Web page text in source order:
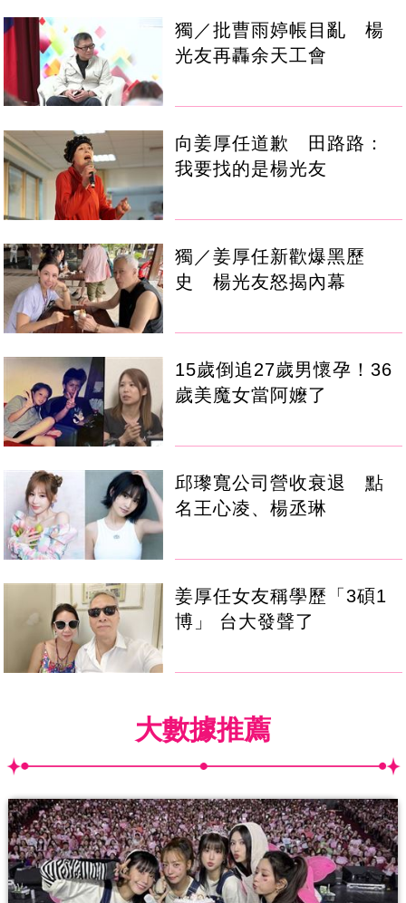
獨／批曹雨婷帳目亂 楊
光友再轟余天工會
向姜厚任道歉 田路路：
我要找的是楊光友
獨／姜厚任新歡爆黑歷
史 楊光友怒揭內幕
15歲倒追27歲男懷孕！36
歲美魔女當阿嬤了
邱瓈寬公司營收衰退 點
名王心凌、楊丞琳
姜厚任女友稱學歷「3碩1
博」 台大發聲了
大數據推薦